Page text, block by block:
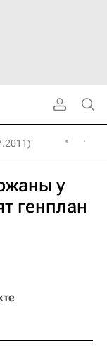
у
генплан